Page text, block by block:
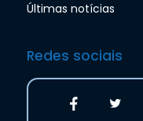
Últimas notícias
Redes sociais